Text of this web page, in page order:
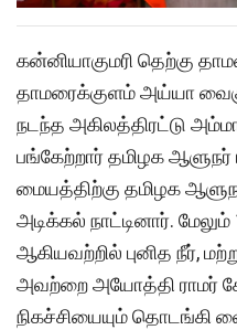
கன்னியாகுமரி தெற்கு
தாமரைக்குளம் அய்யா
நடந்த அகிலத்திரட்டு
பங்கேற்றார் தமிழக
மையத்திற்கு தமிழக
அடிக்கல் நாட்டினார்.
ஆகியவற்றில் புனித நீர்,
அவற்றை அயோத்தி ராமர்
நிகச்சியையும் தொடங்கி